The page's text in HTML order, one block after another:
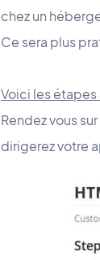
chez un
Ce sera plus
Voici les
Rendez vous
dirigerez votre